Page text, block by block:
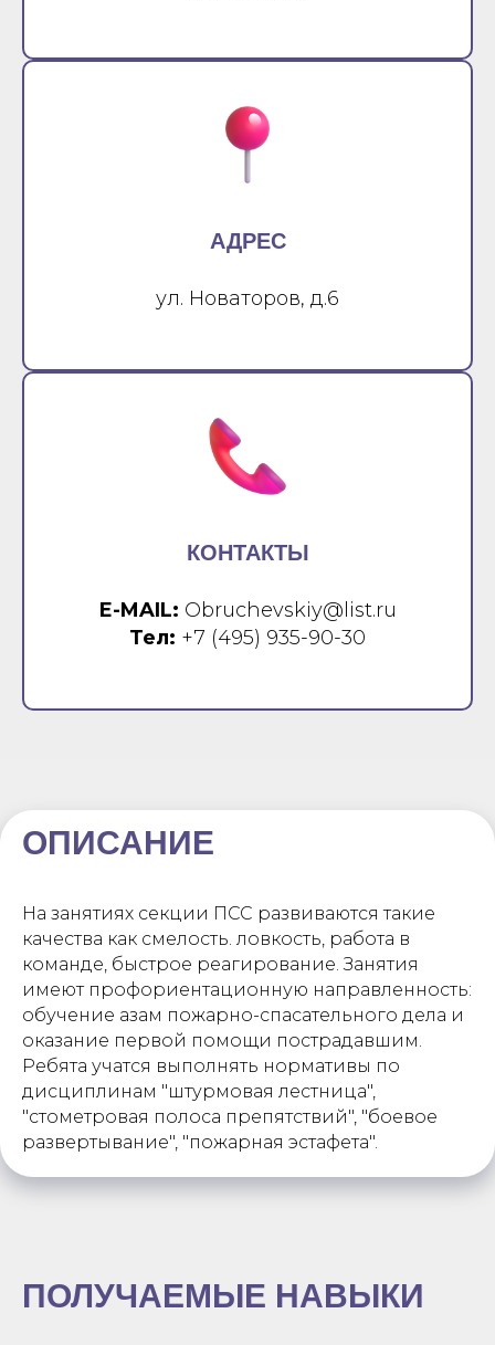
АДРЕС
ул. Новаторов, д.6
КОНТАКТЫ
E-MAIL: Obruchevskiy@list.ru
Тел: +7 (495) 935-90-30
ОПИСАНИЕ
На занятиях секции ПСС развиваются такие
качества как смелость. ловкость, работа в
команде, быстрое реагирование. Занятия
имеют профориентационную направленность:
обучение азам пожарно-спасательного дела и
оказание первой помощи пострадавшим.
Ребята учатся выполнять нормативы по
дисциплинам "штурмовая лестница",
"стометровая полоса препятствий", "боевое
развертывание", "пожарная эстафета".
ПОЛУЧАЕМЫЕ НАВЫКИ